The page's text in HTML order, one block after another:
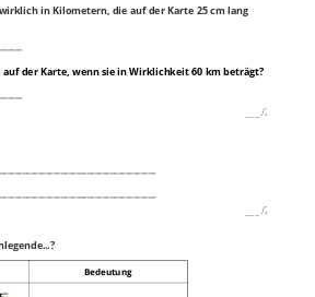
in Kilometern, die auf der Karte 25 cm lang
auf der Karte, wenn sie in Wirklichkeit 60 km beträgt?
/2P
/2P
Bedeutung